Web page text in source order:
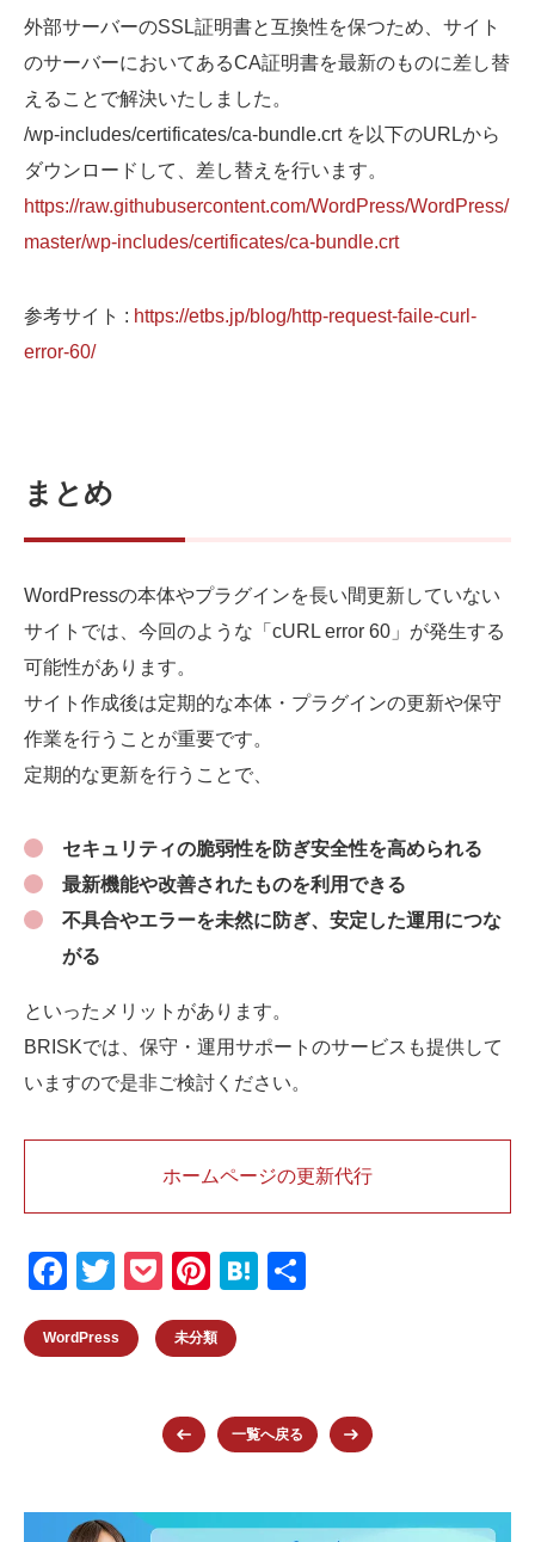
外部サーバーのSSL証明書と互換性を保つため、サイト
のサーバーにおいてあるCA証明書を最新のものに差し替
えることで解決いたしました。
/wp-includes/certificates/ca-bundle.crt を以下のURLから
ダウンロードして、差し替えを行います。
https://raw.githubusercontent.com/WordPress/WordPress/
master/wp-includes/certificates/ca-bundle.crt
参考サイト : https://etbs.jp/blog/http-request-faile-curl-
error-60/
まとめ
WordPressの本体やプラグインを長い間更新していない
サイトでは、今回のような「cURL error 60」が発生する
可能性があります。
サイト作成後は定期的な本体・プラグインの更新や保守
作業を行うことが重要です。
定期的な更新を行うことで、
セキュリティの脆弱性を防ぎ安全性を高められる
最新機能や改善されたものを利用できる
不具合やエラーを未然に防ぎ、安定した運用につな
がる
といったメリットがあります。
BRISKでは、保守・運用サポートのサービスも提供して
いますので是非ご検討ください。
ホームページの更新代行
F
a
c
o
T
wi
tt
P
o
ck
Pi
nt
er
st
H
a
WordPress 未分類
一覧へ戻る